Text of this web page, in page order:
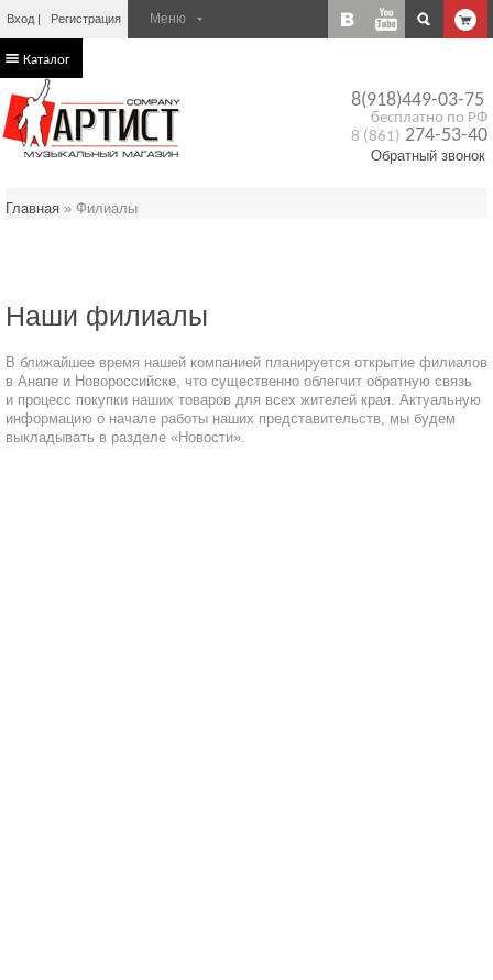
Вход Регистрация
8(918)449-03-75
бесплатно по РФ
8 (861) 274-53-40
Обратный звонок
Каталог
Главная » Филиалы
Наши филиалы
В ближайшее время нашей компанией планируется открытие филиалов
в Анапе и Новороссийске, что существенно облегчит обратную связь
и процесс покупки наших товаров для всех жителей края. Актуальную
информацию о начале работы наших представительств, мы будем
выкладывать в разделе «Новости».